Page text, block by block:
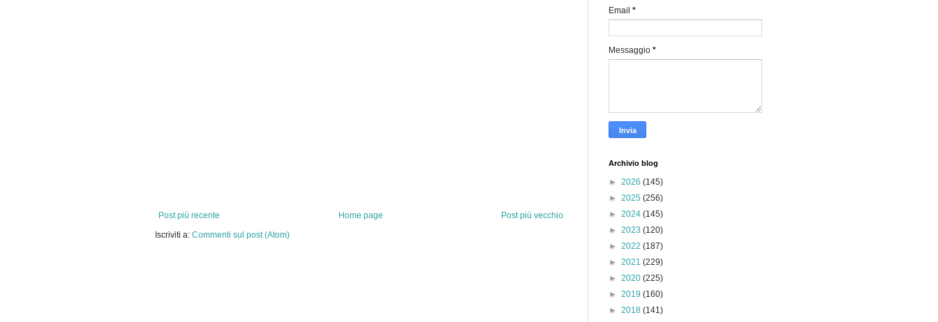
Post più recente Post più vecchio
Home page
Iscriviti a: Commenti sul post (Atom)
Email *
Messaggio *
Archivio blog
► 2026 (145)
► 2025 (256)
► 2024 (145)
► 2023 (120)
► 2022 (187)
► 2021 (229)
► 2020 (225)
► 2019 (160)
► 2018 (141)